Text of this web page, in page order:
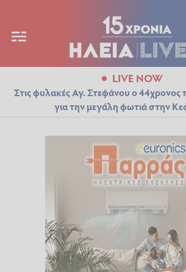
LIVE NOW
Στις φυλακές Αγ. Στεφάνου ο 44χρονος
για την μεγάλη φωτιά στην